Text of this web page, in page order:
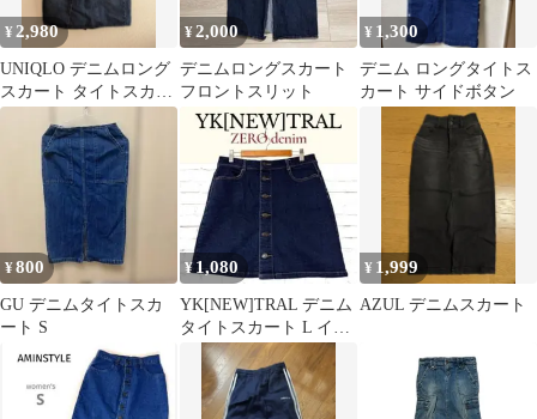
¥ 2,980
UNIQLO デニムロング
スカート タイトスカー
ト
¥2,000
デニムロングスカート
フロントスリット
¥ 1,300
デニム ロングタイトス
カート サイドボタン
¥800
GU デニムタイトスカ
ート S
¥ 1,080
YK[NEW]TRAL デニム
タイトスカート L イン
ディゴ ミニスカート
¥ 1,999
AZUL デニムスカート